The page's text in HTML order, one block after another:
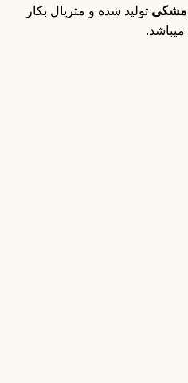
مشکی تولید شده و متریال بکار
میباشد.